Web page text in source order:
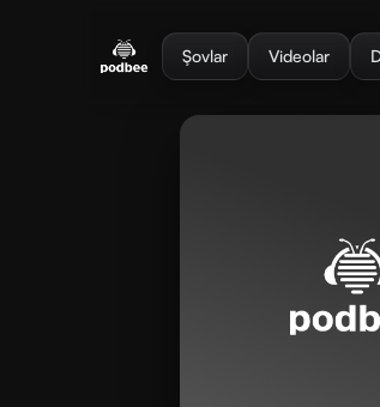
Şovlar Videolar